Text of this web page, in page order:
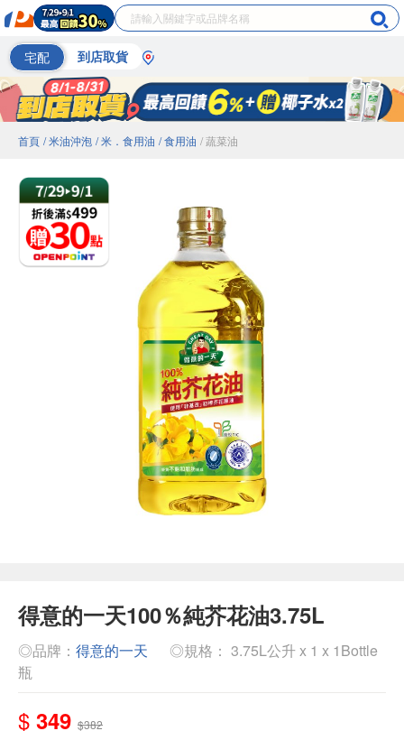
宅配 到店取貨
首頁 / 米油沖泡 / 米．食用油 / 食用油 / 蔬菜油
得意的一天100％純芥花油3.75L
◎品牌： 得意的一天
◎規格： 3.75L公升 x 1 x 1Bottle
瓶
$ 349 $382